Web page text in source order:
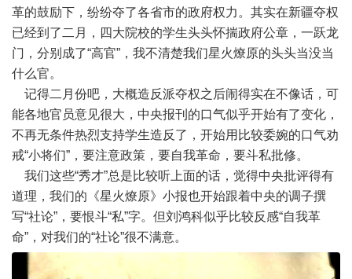
革的鼓励下，纷纷夺了各省市的政府权力。其实在新疆夺权
已经到了二月，四大院校的学生头头怀揣政府公章，一跃龙
门，分别成了“高官”，我不清楚我们星火燎原的头头当没当
什么官。
记得二月份吧，大概造反派夺权之后闹得实在不像话，可
能各地官员意见很大，中央报刊的口气似乎开始有了变化，
不再无条件热烈支持学生造反了，开始用比较委婉的口气劝
戒“小将们”，要注意政策，要自我革命，要斗私批修。
我们这些“秀才”总是比较听上面的话，觉得中央批评得有
道理，我们的《星火燎原》小报也开始跟着中央的调子撰
写“社论”，要恨斗“私”字。但刘鸿科似乎比较反感“自我革
命”，对我们的“社论”很不满意。